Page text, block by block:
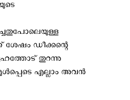
ഡീക്കന്റെ
തുറന്നു
എല്ലാം അവന്‍